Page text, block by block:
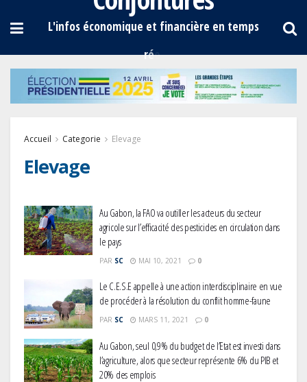
Accueil Categorie Elevage
Elevage
Au Gabon, la FAO va outiller les acteurs du secteur
agricole sur l’efficacité des pesticides en circulation dans
le pays
PAR SC MAI 10, 2021 0
Le C.E.S.E appelle à une action interdisciplinaire en vue
de procéder à la résolution du conflit homme-faune
PAR SC MARS 11, 2021 0
Au Gabon, seul 0,9% du budget de l’Etat est investi dans
l’agriculture, alors que secteur représente 6% du PIB et
20% des emplois